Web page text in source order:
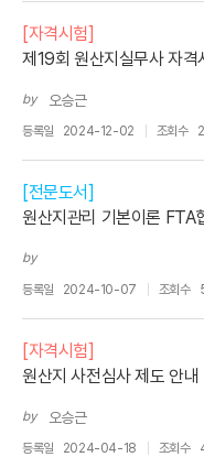
[자격시험]
제19회 원산지실무사 자격
by 오승근
등록일 2024-12-02 조회수
[전문도서]
원산지관리 기본이론 FTA
by
등록일 2024-10-07 조회수
[자격시험]
원산지 사전심사 제도 안내
by 오승근
등록일 2024-04-18 조회수